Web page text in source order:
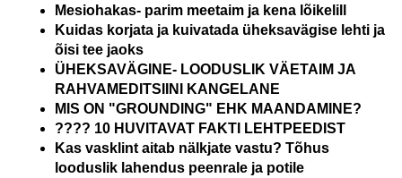
Mesiohakas- parim meetaim ja kena lõikelill
Kuidas korjata ja kuivatada üheksavägise lehti ja
õisi tee jaoks
ÜHEKSAVÄGINE- LOODUSLIK VÄETAIM JA
RAHVAMEDITSIINI KANGELANE
MIS ON "GROUNDING" EHK MAANDAMINE?
???? 10 HUVITAVAT FAKTI LEHTPEEDIST
Kas vasklint aitab nälkjate vastu? Tõhus
looduslik lahendus peenrale ja potile